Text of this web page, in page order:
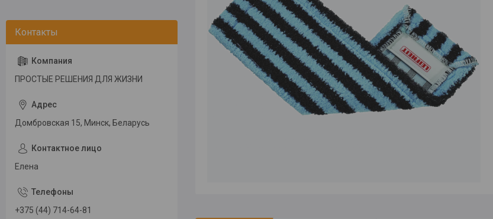
ПРОСТЫЕ РЕШЕНИЯ ДЛЯ ЖИЗНИ
Домбровская 15, Минск, Беларусь
Елена
+375 (44) 714-64-81